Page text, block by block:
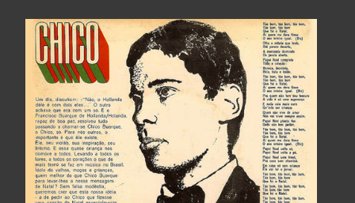
Meu Natal
Listinha de Natal
Já chegou mais um Natal
Natal brasileiro